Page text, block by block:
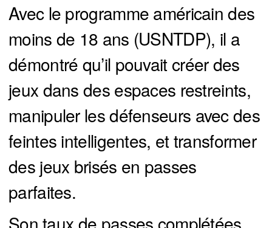
Avec le programme américain des
moins de 18 ans (USNTDP), il a
démontré qu’il pouvait créer des
jeux dans des espaces restreints,
manipuler les défenseurs avec des
feintes intelligentes, et transformer
des jeux brisés en passes
parfaites.